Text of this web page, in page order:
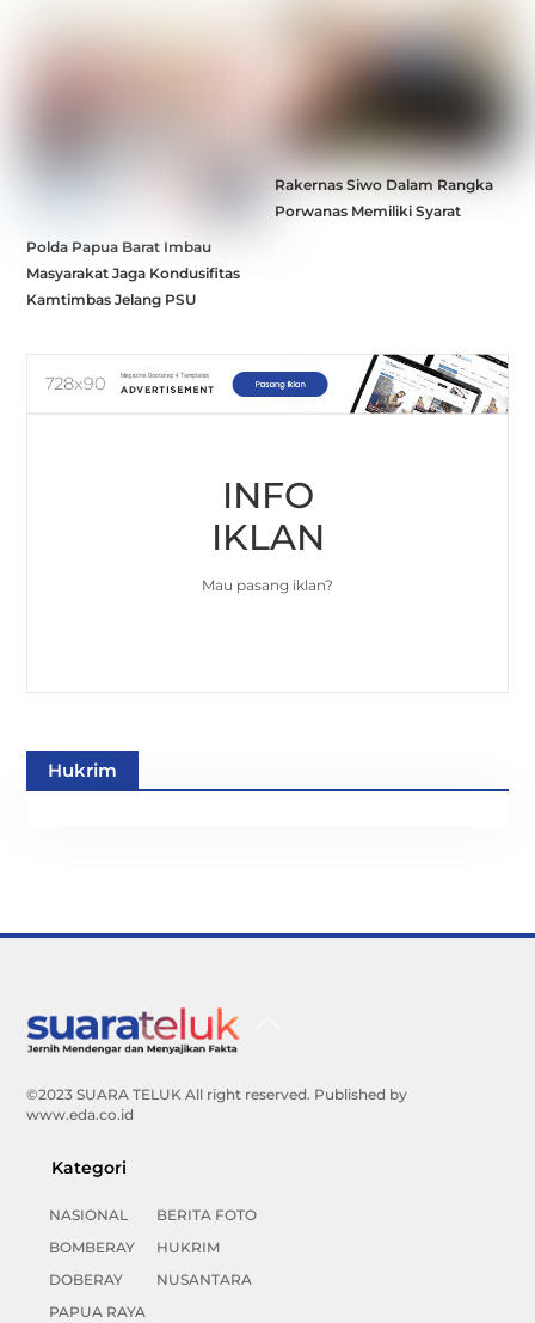
Polda Papua Barat Imbau
Masyarakat Jaga Kondusifitas
Kamtimbas Jelang PSU
Rakernas Siwo Dalam Rangka
Porwanas Memiliki Syarat
INFO
IKLAN
Mau pasang iklan?
Hukrim
©2023 SUARA TELUK All right reserved. Published by
www.eda.co.id
Kategori
NASIONAL
BOMBERAY
DOBERAY
PAPUA RAYA
BERITA FOTO
HUKRIM
NUSANTARA